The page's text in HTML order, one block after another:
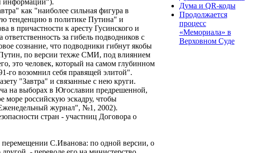
информации").
как "наиболее сильная фигура в
тенденцию в политике Путина" и
в причастности к аресту Гусинского и
за гибель подводников с
сознание, что подводники гибнут якобы
Путин, по версии техже СМИ, под влиянием
это человек, который на самом глубинном
го возомнил себя правящей элитой".
"Завтра" и связанные с нею круги.
на выборах в Югославии предрешенной,
море российскую эскадру, чтобы
("Еженедельный журнал", №1, 2002).
стран - участниц Договора о
С.Иванова: по одной версии, о
Дума и QR-коды
Продолжается
процесс
«Мемориала» в
Верховном Суде